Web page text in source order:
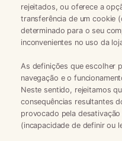
rejeitados, ou oferece a
transferência de um cookie
determinado para o seu
inconvenientes no uso da
As definições que escolher
navegação e o
Neste sentido, rejeitamos
consequências resultantes
provocado pela
(incapacidade de definir ou